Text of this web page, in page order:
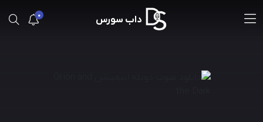
0 داب سورس